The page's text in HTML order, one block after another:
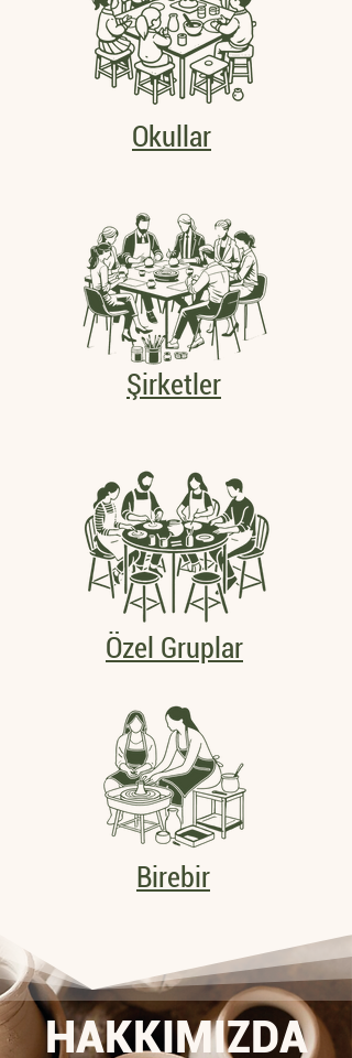
Okullar
Şirketler
Özel Gruplar
Birebir
HAKKIMIZDA